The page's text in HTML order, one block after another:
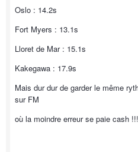
Oslo : 14.2s
Fort Myers : 13.1s
Lloret de Mar : 15.1s
Kakegawa : 17.9s
Mais dur dur de garder le même
sur FM
où la moindre erreur se paie cash !!!